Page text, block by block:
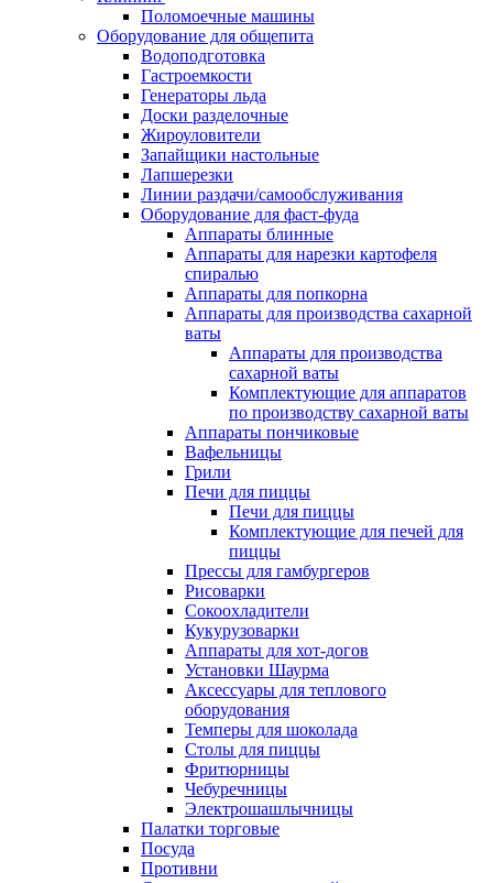
Поломоечные машины
Оборудование для общепита
Водоподготовка
Гастроемкости
Генераторы льда
Доски разделочные
Жироуловители
Запайщики настольные
Лапшерезки
Линии раздачи/самообслуживания
Оборудование для фаст-фуда
Аппараты блинные
Аппараты для нарезки картофеля
спиралью
Аппараты для попкорна
Аппараты для производства сахарной
ваты
Аппараты для производства
сахарной ваты
Комплектующие для аппаратов
по производству сахарной ваты
Аппараты пончиковые
Вафельницы
Грили
Печи для пиццы
Печи для пиццы
Комплектующие для печей для
пиццы
Прессы для гамбургеров
Рисоварки
Сокоохладители
Кукурузоварки
Аппараты для хот-догов
Установки Шаурма
Аксессуары для теплового
оборудования
Темперы для шоколада
Столы для пиццы
Фритюрницы
Чебуречницы
Электрошашлычницы
Палатки торговые
Посуда
Противни